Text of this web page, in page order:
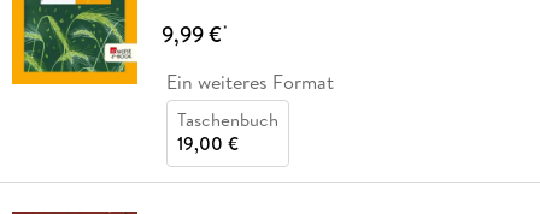
9,99 €*
Ein weiteres Format
Taschenbuch
19,00 €